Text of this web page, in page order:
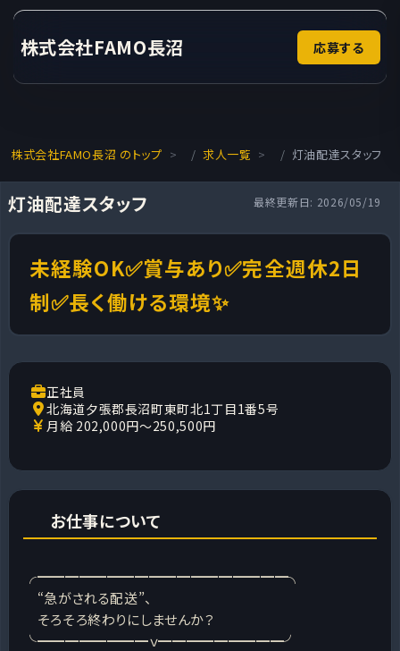
株式会社FAMO長沼 応募する
株式会社FAMO長沼 のトップ 求人一覧 灯油配達スタッフ
最終更新日: 2026/05/19
灯油配達スタッフ
未経験OK✅賞与あり✅完全週休2日
制✅長く働ける環境✨
正社員
北海道夕張郡長沼町東町北1丁目1番5号
月給 202,000円～250,500円
お仕事について
╭━━━━━━━━━━━━━━━━━━╮
“急がされる配送”、
そろそろ終わりにしませんか？
╰━━━━━━━━ｖ━━━━━━━━━╯